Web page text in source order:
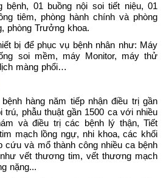
bệnh, 01 buồng nội soi tiết niệu, 01
tiêm, phòng hành chính và phòng
phòng Trưởng khoa.
bị để phục vụ bệnh nhân như: Máy
soi mềm, máy Monitor, máy thử
màng phổi…
hàng năm tiếp nhận điều trị gần
trú, phẫu thuật gần 1500 ca với nhiều
và điều trị các bệnh lý thận, Tiết
mạch lồng ngự, nhi khoa, các khối
cứu và mổ thành công nhiều ca bệnh
vết thương tim, vết thương mạch
nặng...